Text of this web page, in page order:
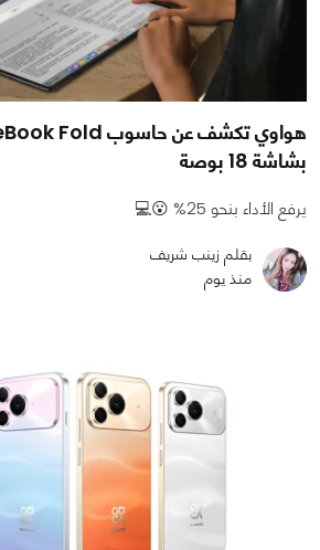
بشاشة 18 بوصة
يرفع الأداء بنحو 25% 😮💻
بقلم زينب شريف
منذ يوم